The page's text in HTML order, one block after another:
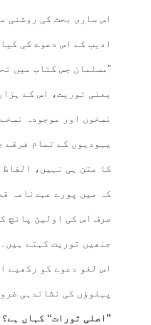
اس ساری بحث کی روشنی
ادیب کے اس دعوے کی
”مسلمان جس کتاب میں
یعنی توریت، اس کے
نسخوں اور موجودہ
یہودیوں کے تمام فرقے
کا متن ہی نہیں،
کہ میں پورے عہدنامہ
صرف اس کی اولین پانچ
جنھیں توریت کہتے
اس لغو دعوے کو رکھیے
پہلوؤں کی نشاندہی
”اصلی تورات“ کہاں ہے؟